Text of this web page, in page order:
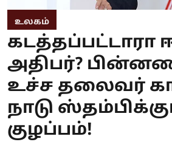
உலகம்
கடத்தப்பட்டாரா
அதிபர்?
உச்ச தலைவர்
நாடு
குழப்பம்!